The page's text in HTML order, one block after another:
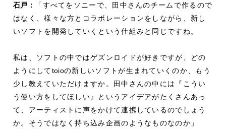
石戸：
「すべてをソニーで、田中さんのチームで作るので
はなく、様々な方とコラボレーションをしながら、新し
いソフトを開発していくという仕組みと同じですね。
私は、ソフトの中ではゲズンロイドが好きですが、どの
ようにしてtoioの新しいソフトが生まれていくのか、もう
少し教えていただけますか。田中さんの中には『こうい
う使い方をしてほしい』というアイデアがたくさんあっ
て、アーティストに声をかけて連携しているのでしょう
か。そうではなく持ち込み企画のようなものなのか」